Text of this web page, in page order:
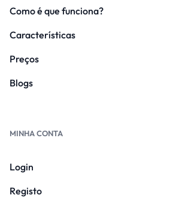
Como é que funciona?
Características
Preços
Blogs
MINHA CONTA
Login
Registo